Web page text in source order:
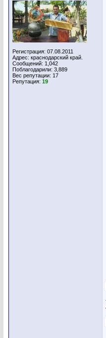
Регистрация: 07.08.2011
Адрес: краснодарский край.
Сообщений: 1,042
Поблагодарили: 3,889
Вес репутации: 17
Репутация: 19